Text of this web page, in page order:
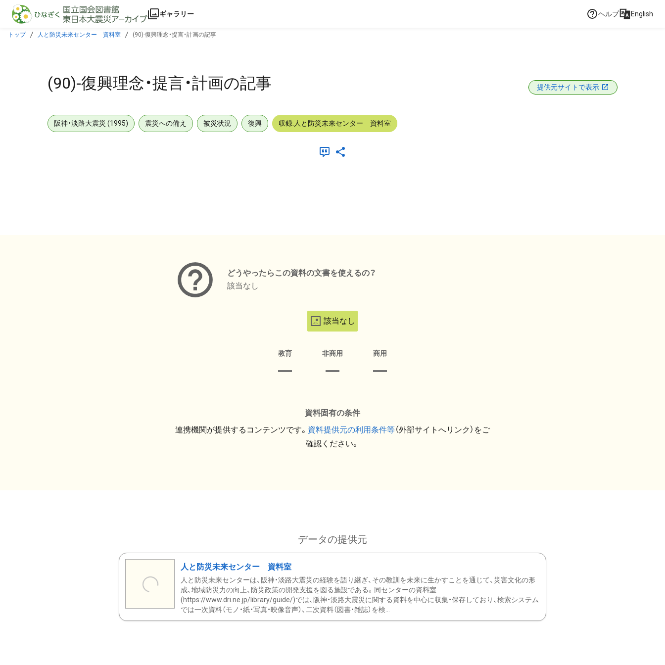
本文に飛ぶ
ギャラリー ヘルプ English
トップ 人と防災未来センター 資料室 (90)-復興理念・提言・計画の記事
(90)-復興理念・提言・計画の記事 提供元サイトで表示
阪神・淡路大震災 (1995) 震災への備え 被災状況 復興 収録:人と防災未来センター 資料室
どうやったらこの資料の文書を使えるの？
該当なし
該当なし
教育 非商用 商用
資料固有の条件
連携機関が提供するコンテンツです。 資料提供元の利用条件等（外部サイトへリンク）をご
確認ください。
データの提供元
人と防災未来センター 資料室
人と防災未来センターは、阪神・淡路大震災の経験を語り継ぎ、その教訓を未来に生かすことを通じて、災害文化の形
成、地域防災力の向上、防災政策の開発支援を図る施設である。同センターの資料室
(https://www.dri.ne.jp/library/guide/)では、阪神・淡路大震災に関する資料を中心に収集・保存しており、検索システム
では一次資料（モノ・紙・写真・映像音声）、二次資料（図書・雑誌）を検...